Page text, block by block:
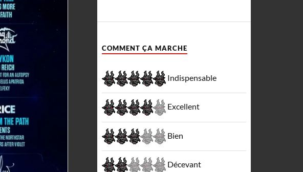
COMMENT ÇA MARCHE
Indispensable
Excellent
Bien
Décevant